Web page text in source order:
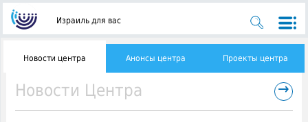
Израиль для вас
Новости центра Анонсы центра Проекты центра
Новости Центра →